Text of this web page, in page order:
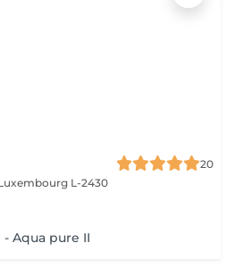
20
L-2430
Aqua pure II